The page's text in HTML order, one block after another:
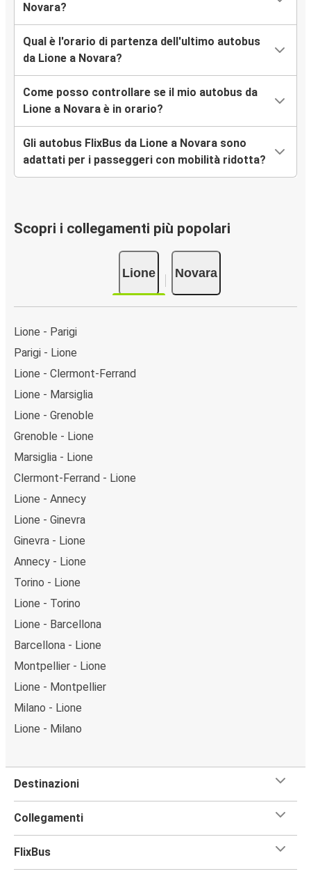
Novara?
Qual è l'orario di partenza dell'ultimo autobus
da Lione a Novara?
Come posso controllare se il mio autobus da
Lione a Novara è in orario?
Gli autobus FlixBus da Lione a Novara sono
adattati per i passeggeri con mobilità ridotta?
Scopri i collegamenti più popolari
Lione Novara
Lione - Parigi
Parigi - Lione
Lione - Clermont-Ferrand
Lione - Marsiglia
Lione - Grenoble
Grenoble - Lione
Marsiglia - Lione
Clermont-Ferrand - Lione
Lione - Annecy
Lione - Ginevra
Ginevra - Lione
Annecy - Lione
Torino - Lione
Lione - Torino
Lione - Barcellona
Barcellona - Lione
Montpellier - Lione
Lione - Montpellier
Milano - Lione
Lione - Milano
Destinazioni
Collegamenti
FlixBus